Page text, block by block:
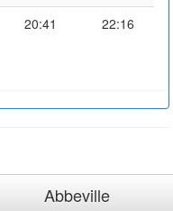
20:41 22:16
Abbeville